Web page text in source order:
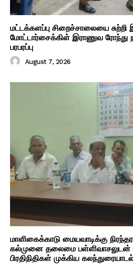
மட்டக்களப்பு சிறைச்சாலையை சுற்றி
மோட்டார்சைக்கிள் இராணுவ ரோந்து
பரபரப்பு
August 7, 2026
மாளிகைக்காடு மையவாடிக்கு
கல்முனை தலைமை பள்ளிவாசலுடன்
பிரதிநிதிகள் முக்கிய